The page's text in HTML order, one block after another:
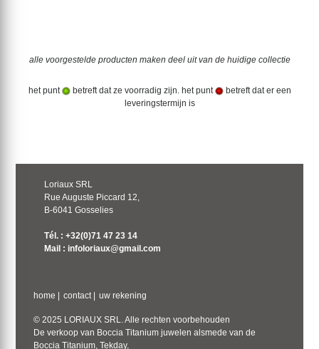
alle voorgestelde producten maken deel uit van de huidige collectie
het punt betreft dat ze voorradig zijn. het punt
betreft dat er een
leveringstermijn is
Loriaux SRL
Rue Auguste Piccard 12,
B-6041 Gosselies
Tél. : +32(0)71 47 23 14
Mail : infoloriaux@gmail.com
home contact| uw rekening
© 2025 LORIAUX SRL. Alle rechten voorbehouden
De verkoop van Boccia Titanium juwelen alsmede van de
Boccia Titanium, Tekday,